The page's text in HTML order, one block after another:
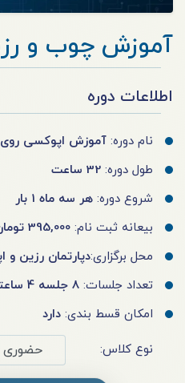
آموزش چوب و
اطلاعات دوره
نام دوره: آموزش اپوکسی
طول دوره: 32 ساعت
شروع دوره: هر سه ماه 1 بار
بیعانه ثبت نام: 395,000 تومان برای رزرو کلاس
محل برگزاری:دپارتمان رزین و
تعداد جلسات: 8 جلسه 4 ساعته
امکان قسط بندی: دارد
نوع کلاس: